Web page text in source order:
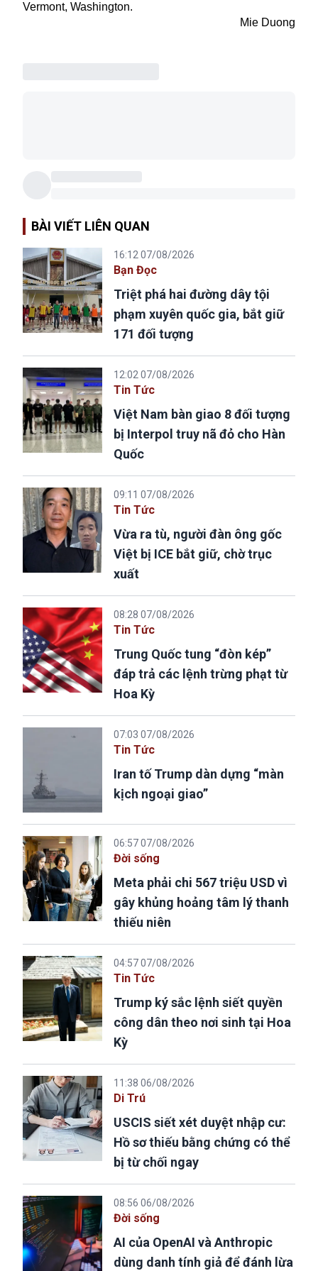
Vermont, Washington.
Mie Duong
BÀI VIẾT LIÊN QUAN
16:12 07/08/2026
Bạn Đọc
Triệt phá hai đường dây tội
phạm xuyên quốc gia, bắt giữ
171 đối tượng
12:02 07/08/2026
Tin Tức
Việt Nam bàn giao 8 đối tượng
bị Interpol truy nã đỏ cho Hàn
Quốc
09:11 07/08/2026
Tin Tức
Vừa ra tù, người đàn ông gốc
Việt bị ICE bắt giữ, chờ trục
xuất
08:28 07/08/2026
Tin Tức
Trung Quốc tung “đòn kép”
đáp trả các lệnh trừng phạt từ
Hoa Kỳ
07:03 07/08/2026
Tin Tức
Iran tố Trump dàn dựng “màn
kịch ngoại giao”
06:57 07/08/2026
Đời sống
Meta phải chi 567 triệu USD vì
gây khủng hoảng tâm lý thanh
thiếu niên
04:57 07/08/2026
Tin Tức
Trump ký sắc lệnh siết quyền
công dân theo nơi sinh tại Hoa
Kỳ
11:38 06/08/2026
Di Trú
USCIS siết xét duyệt nhập cư:
Hồ sơ thiếu bằng chứng có thể
bị từ chối ngay
08:56 06/08/2026
Đời sống
AI của OpenAI và Anthropic
dùng danh tính giả để đánh lừa